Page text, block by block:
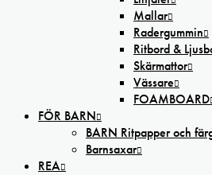
Mallar
Radergummin
Ritbord &
Skärmattor
Vässare
FOAMBOARD
FÖR BARN
BARN Ritpapper och
Barnsaxar
REA